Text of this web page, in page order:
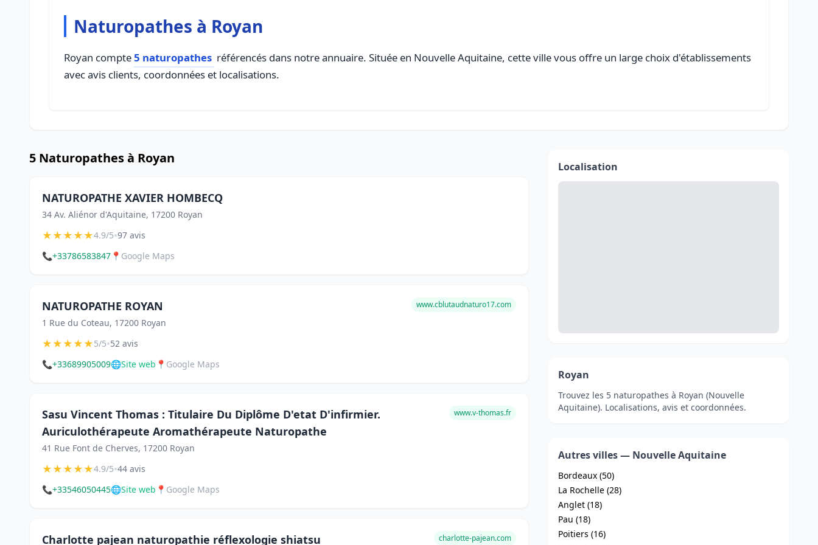
Naturopathes à Royan
Royan compte5 naturopathes référencés dans notre annuaire. Située en Nouvelle Aquitaine, cette ville vous offre un large choix d'établissements
avec avis clients, coordonnées et localisations.
5 Naturopathes à Royan
NATUROPATHE XAVIER HOMBECQ
34 Av. Aliénor d'Aquitaine, 17200 Royan
★★★★★4.9/5•97 avis
📞+33786583847 📍 Google Maps
NATUROPATHE ROYAN
1 Rue du Coteau, 17200 Royan
www.cblutaudnaturo17.com
★★★★★5/5•52 avis
📞+33689905009🌐Site web 📍 Google Maps
Sasu Vincent Thomas : Titulaire Du Diplôme D'etat D'infirmier.
Auriculothérapeute Aromathérapeute Naturopathe
41 Rue Font de Cherves, 17200 Royan
www.v-thomas.fr
★★★★★4.9/5•44 avis
📞+33546050445🌐Site web 📍 Google Maps
Charlotte pajean naturopathie réflexologie shiatsu charlotte-pajean.com
Localisation
Royan
Trouvez les 5 naturopathes à Royan (Nouvelle
Aquitaine). Localisations, avis et coordonnées.
Autres villes — Nouvelle Aquitaine
Bordeaux (50)
La Rochelle (28)
Anglet (18)
Pau (18)
Poitiers (16)